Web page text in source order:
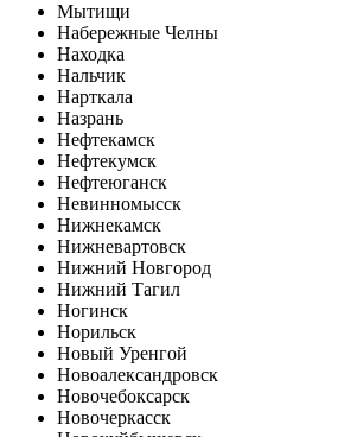
Мытищи
Набережные Челны
Находка
Нальчик
Нарткала
Назрань
Нефтекамск
Нефтекумск
Нефтеюганск
Невинномысск
Нижнекамск
Нижневартовск
Нижний Новгород
Нижний Тагил
Ногинск
Норильск
Новый Уренгой
Новоалександровск
Новочебоксарск
Новочеркасск